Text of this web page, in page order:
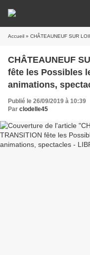
Accueil » CHÂTEAUNEUF SUR LOIRE EN TRANSITION
CHÂTEAUNEUF
fête les Possibles
animations,
Publié le 26/09/2019 à 10:39
Par clodelle45